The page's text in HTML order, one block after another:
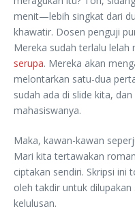
menit—lebih singkat dari
khawatir. Dosen penguji
Mereka sudah terlalu lelah
serupa. Mereka akan
melontarkan satu-dua
sudah ada di slide kita,
mahasiswanya.
Maka, kawan-kawan
Mari kita tertawakan
ciptakan sendiri. Skripsi ini
oleh takdir untuk
kelulusan.